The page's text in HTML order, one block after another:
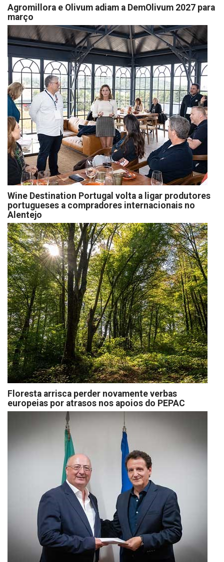
Agromillora e Olivum adiam a DemOlivum 2027 para
março
Wine Destination Portugal volta a ligar produtores
portugueses a compradores internacionais no
Alentejo
Floresta arrisca perder novamente verbas
europeias por atrasos nos apoios do PEPAC